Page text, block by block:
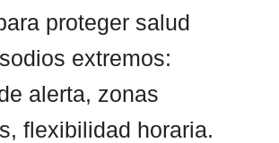
proteger salud
extremos:
alerta, zonas
flexibilidad horaria.